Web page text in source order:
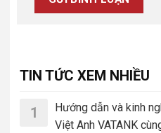
TIN TỨC XEM NHIỀU
1
Hướng dẫn và kinh
Việt Anh VATANK